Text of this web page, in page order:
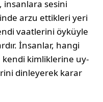
insanlara se­sini
arzu ettikleri yeri
vaatlerini öyküyle
İnsanlar, hangi
kendi kimliklerine uy­
dinleyerek karar